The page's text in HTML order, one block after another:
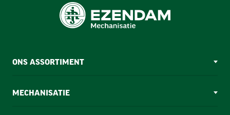
ONS ASSORTIMENT
MECHANISATIE